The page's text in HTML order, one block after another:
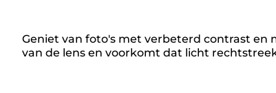
Geniet van foto's met verbeterd contrast en
van de lens en voorkomt dat licht